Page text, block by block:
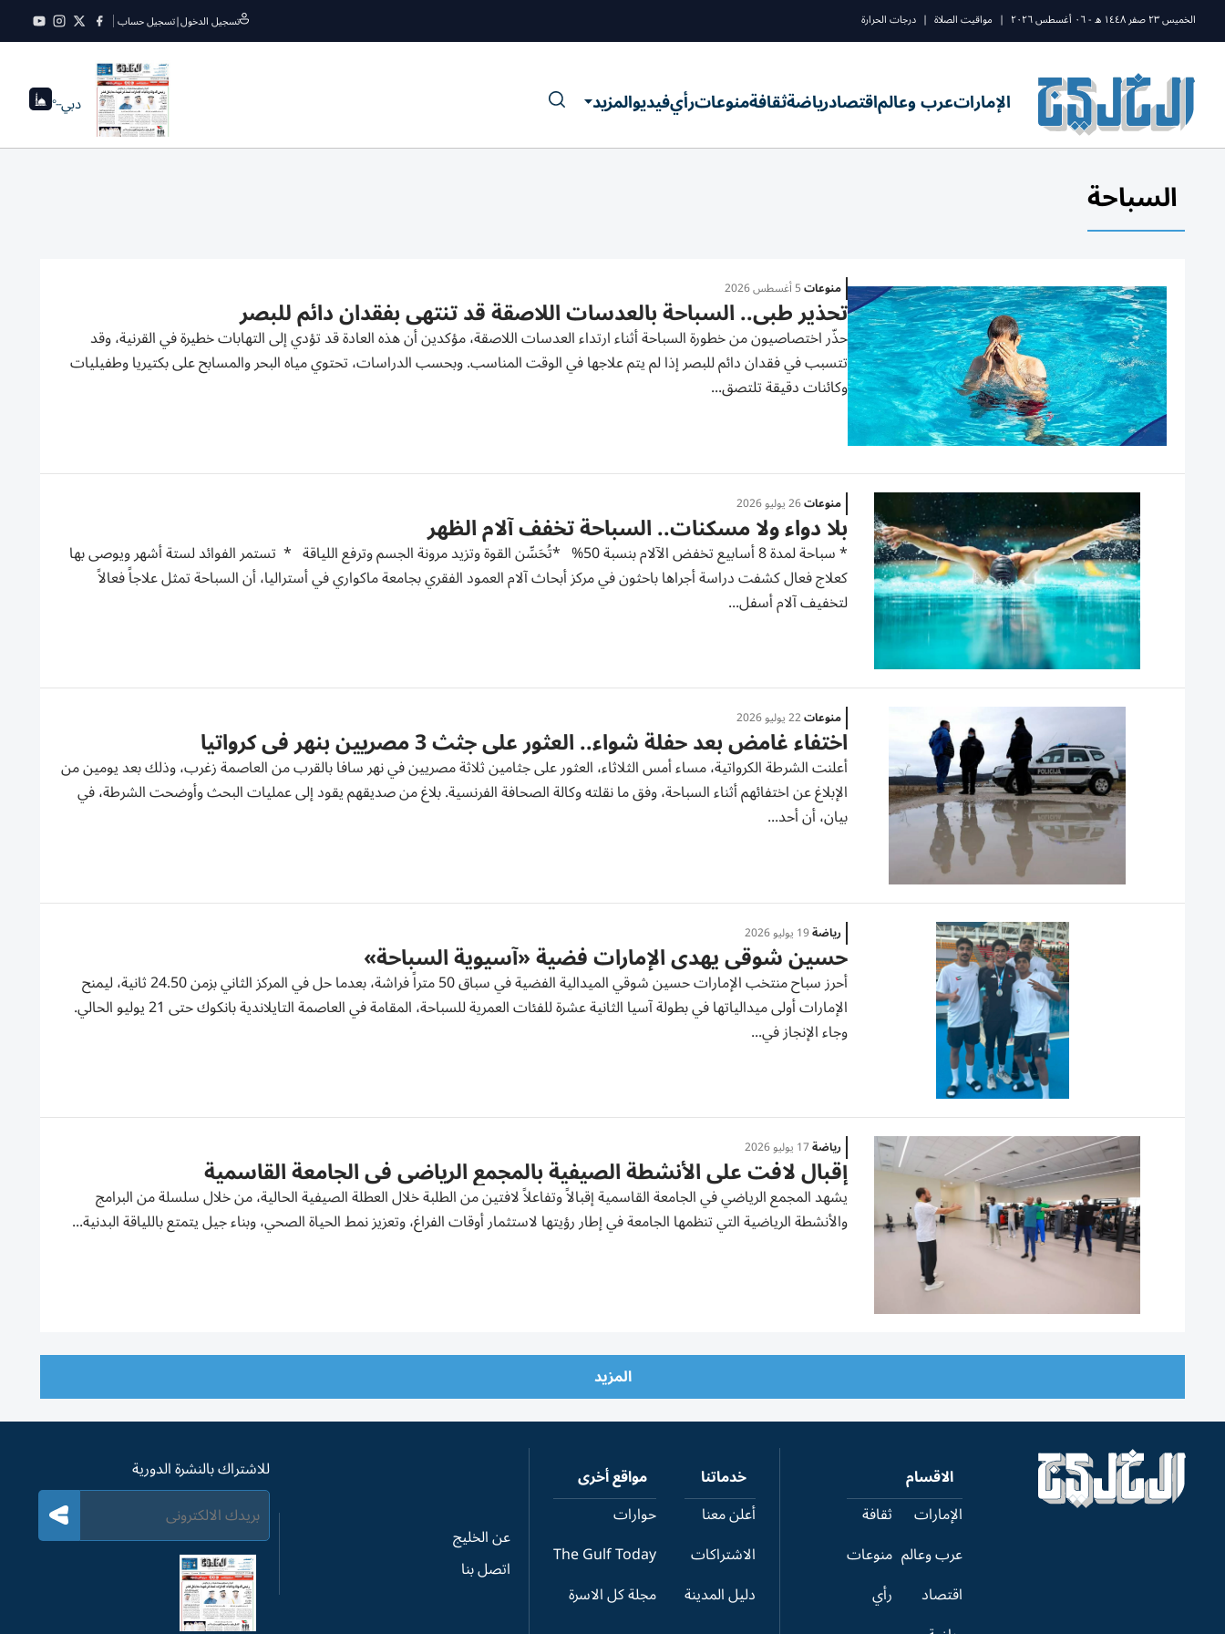
الخميس ٢٣ صفر ١٤٤٨ ه - ٠٦ أغسطس ٢٠٢٦ | مواقيت الصلاة | درجات الحرارة تسجيل الدخول|تسجيل حساب
الإماراتعرب وعالماقتصادرياضةثقافةمنوعاترأيفيديوالمزيد دبي--°
السباحة
منوعات5 أغسطس 2026
تحذير طبي.. السباحة بالعدسات اللاصقة قد تنتهي بفقدان دائم للبصر
حذّر اختصاصيون من خطورة السباحة أثناء ارتداء العدسات اللاصقة، مؤكدين أن هذه العادة قد تؤدي إلى التهابات خطيرة في القرنية، وقد
تتسبب في فقدان دائم للبصر إذا لم يتم علاجها في الوقت المناسب. وبحسب الدراسات، تحتوي مياه البحر والمسابح على بكتيريا وطفيليات
وكائنات دقيقة تلتصق...
منوعات26 يوليو 2026
بلا دواء ولا مسكنات.. السباحة تخفف آلام الظهر
* سباحة لمدة 8 أسابيع تخفض الآلام بنسبة 50% *تُحَسِّن القوة وتزيد مرونة الجسم وترفع اللياقة * تستمر الفوائد لستة أشهر ويوصى بها
كعلاج فعال كشفت دراسة أجراها باحثون في مركز أبحاث آلام العمود الفقري بجامعة ماكواري في أستراليا، أن السباحة تمثل علاجاً فعالاً
لتخفيف آلام أسفل...
منوعات22 يوليو 2026
اختفاء غامض بعد حفلة شواء.. العثور على جثث 3 مصريين بنهر في كرواتيا
أعلنت الشرطة الكرواتية، مساء أمس الثلاثاء، العثور على جثامين ثلاثة مصريين في نهر سافا بالقرب من العاصمة زغرب، وذلك بعد يومين من
الإبلاغ عن اختفائهم أثناء السباحة، وفق ما نقلته وكالة الصحافة الفرنسية. بلاغ من صديقهم يقود إلى عمليات البحث وأوضحت الشرطة، في
بيان، أن أحد...
رياضة19 يوليو 2026
حسين شوقي يهدي الإمارات فضية «آسيوية السباحة»
أحرز سباح منتخب الإمارات حسين شوقي الميدالية الفضية في سباق 50 متراً فراشة، بعدما حل في المركز الثاني بزمن 24.50 ثانية، ليمنح
الإمارات أولى ميدالياتها في بطولة آسيا الثانية عشرة للفئات العمرية للسباحة، المقامة في العاصمة التايلاندية بانكوك حتى 21 يوليو الحالي.
وجاء الإنجاز في...
رياضة17 يوليو 2026
إقبال لافت على الأنشطة الصيفية بالمجمع الرياضي في الجامعة القاسمية
يشهد المجمع الرياضي في الجامعة القاسمية إقبالاً وتفاعلاً لافتين من الطلبة خلال العطلة الصيفية الحالية، من خلال سلسلة من البرامج
والأنشطة الرياضية التي تنظمها الجامعة في إطار رؤيتها لاستثمار أوقات الفراغ، وتعزيز نمط الحياة الصحي، وبناء جيل يتمتع باللياقة البدنية...
المزيد
الاقسام
الإمارات
عرب وعالم
اقتصاد
ثقافة
منوعات
رأي
خدماتنا
أعلن معنا
الاشتراكات
دليل المدينة
مواقع أخرى
حوارات
The Gulf Today
مجلة كل الاسرة
عن الخليج
اتصل بنا
للاشتراك بالنشرة الدورية